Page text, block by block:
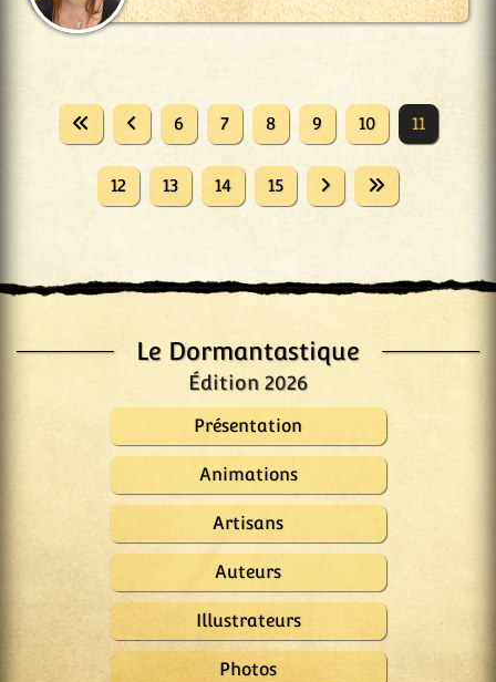
Le Dormantastique
Édition 2026
Présentation
Animations
Artisans
Auteurs
Illustrateurs
Photos
6 7 8 9 10 11
12 13 14 15